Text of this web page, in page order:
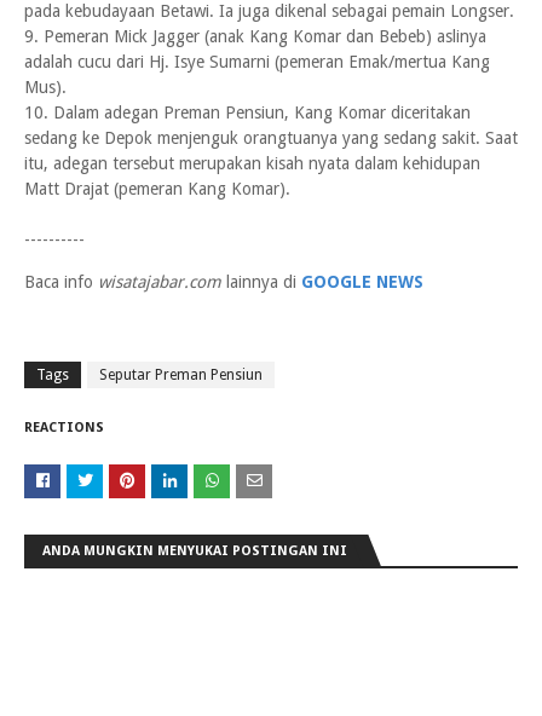
pada kebudayaan Betawi. Ia juga dikenal sebagai pemain Longser.
9. Pemeran Mick Jagger (anak Kang Komar dan Bebeb) aslinya
adalah cucu dari Hj. Isye Sumarni (pemeran Emak/mertua Kang
Mus).
10. Dalam adegan Preman Pensiun, Kang Komar diceritakan
sedang ke Depok menjenguk orangtuanya yang sedang sakit. Saat
itu, adegan tersebut merupakan kisah nyata dalam kehidupan
Matt Drajat (pemeran Kang Komar).
----------
Baca info wisatajabar.com lainnya di GOOGLE NEWS
Tags Seputar Preman Pensiun
REACTIONS
ANDA MUNGKIN MENYUKAI POSTINGAN INI